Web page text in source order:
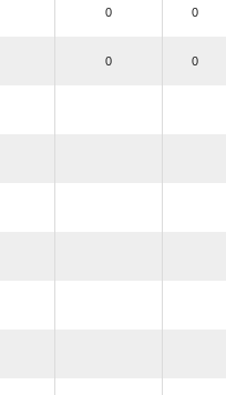
0 0
0 0